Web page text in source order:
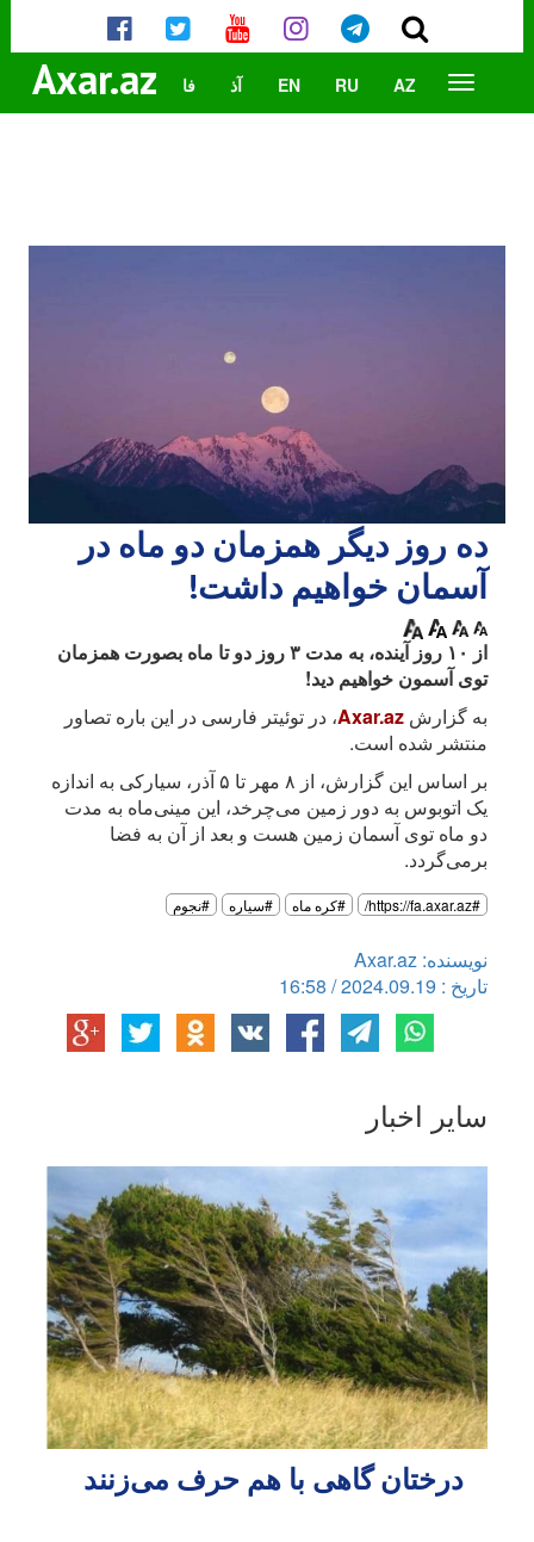
Axar.az AZ
RU
EN آذ فا
ده روز دیگر همزمان دو ماه در
آسمان خواهیم داشت!
از ۱۰ روز آینده، به مدت ۳ روز دو تا ماه بصورت همزمان
توی آسمون خواهیم دید!
به گزارش Axar.az، در توئیتر فارسی در این باره تصاور
منتشر شده است.
بر اساس این گزارش، از ۸ مهر تا ۵ آذر، سیارکی به اندازه
یک اتوبوس به دور زمین می‌چرخد، این مینی‌ماه به مدت
دو ماه توی آسمان زمین هست و بعد از آن به فضا
برمی‌گردد.
#https://fa.axar.az/ #کره ماه #سیاره #نجوم
نویسنده: Axar.az
تاریخ : 2024.09.19 / 16:58
سایر اخبار
درختان گاهی با هم حرف می‌زنند